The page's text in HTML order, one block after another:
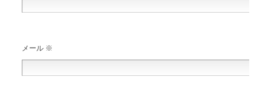
メール ※